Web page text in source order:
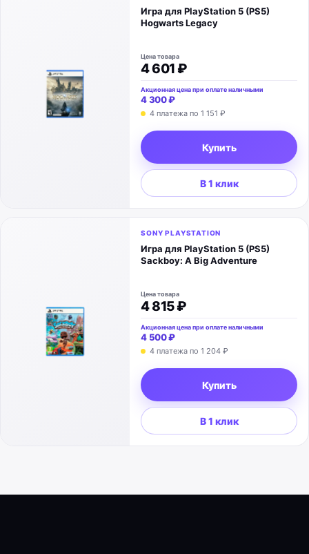
Игра для PlayStation 5 (PS5)
Hogwarts Legacy
Цена товара
4 601 ₽
Акционная цена при оплате наличными
4 300 ₽
4 платежа по1 151 ₽
Купить
В 1 клик
SONY PLAYSTATION
Игра для PlayStation 5 (PS5)
Sackboy: A Big Adventure
Цена товара
4 815 ₽
Акционная цена при оплате наличными
4 500 ₽
4 платежа по1 204 ₽
Купить
В 1 клик